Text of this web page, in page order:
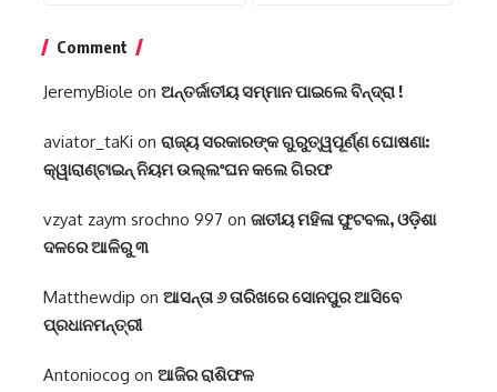
Comment
JeremyBiole on ଅନ୍ତର୍ଜାତୀୟ ସମ୍ମାନ ପାଇଲେ ବିନ୍ଦ୍ରା !
aviator_taKi on ରାଜ୍ୟ ସରକାରଙ୍କ ଗୁରୁତ୍ୱପୂର୍ଣ୍ଣ ଘୋଷଣା:
କ୍ୱାରାଣ୍ଟାଇନ୍‌ ନିୟମ ଉଲ୍ଲଂଘନ କଲେ ଗିରଫ
vzyat zaym srochno 997 on ଜାତୀୟ ମହିଳା ଫୁଟବଲ, ଓଡ଼ିଶା
ଦଳରେ ଆଳିରୁ ୩
Matthewdip on ଆସନ୍ତା ୬ ତାରିଖରେ ସୋନପୁର ଆସିବେ
ପ୍ରଧାନମନ୍ତ୍ରୀ
Antoniocog on ଆଜିର ରାଶିଫଳ